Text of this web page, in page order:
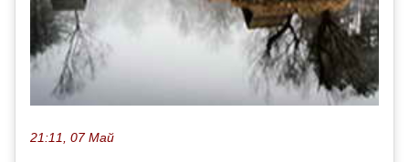
21:11, 07 Май